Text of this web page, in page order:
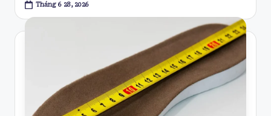
Tháng 6 28, 2026